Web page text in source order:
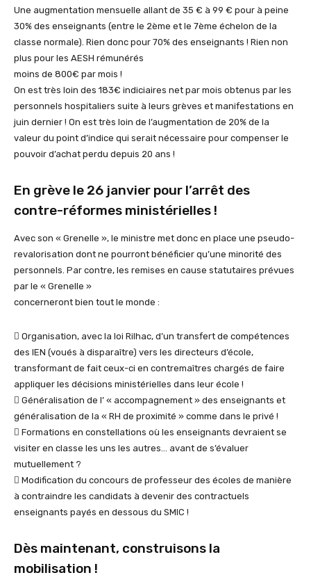
Une augmentation mensuelle allant de 35 € à 99 € pour à peine
30% des enseignants (entre le 2ème et le 7ème échelon de la
classe normale). Rien donc pour 70% des enseignants ! Rien non
plus pour les AESH rémunérés
moins de 800€ par mois !
On est très loin des 183€ indiciaires net par mois obtenus par les
personnels hospitaliers suite à leurs grèves et manifestations en
juin dernier ! On est très loin de l’augmentation de 20% de la
valeur du point d’indice qui serait nécessaire pour compenser le
pouvoir d’achat perdu depuis 20 ans !
En grève le 26 janvier pour l’arrêt des
contre-réformes ministérielles !
Avec son « Grenelle », le ministre met donc en place une pseudo-
revalorisation dont ne pourront bénéficier qu’une minorité des
personnels. Par contre, les remises en cause statutaires prévues
par le « Grenelle »
concerneront bien tout le monde :
 Organisation, avec la loi Rilhac, d’un transfert de compétences
des IEN (voués à disparaître) vers les directeurs d’école,
transformant de fait ceux-ci en contremaîtres chargés de faire
appliquer les décisions ministérielles dans leur école !
 Généralisation de l’ « accompagnement » des enseignants et
généralisation de la « RH de proximité » comme dans le privé !
 Formations en constellations où les enseignants devraient se
visiter en classe les uns les autres… avant de s’évaluer
mutuellement ?
 Modification du concours de professeur des écoles de manière
à contraindre les candidats à devenir des contractuels
enseignants payés en dessous du SMIC !
Dès maintenant, construisons la
mobilisation !